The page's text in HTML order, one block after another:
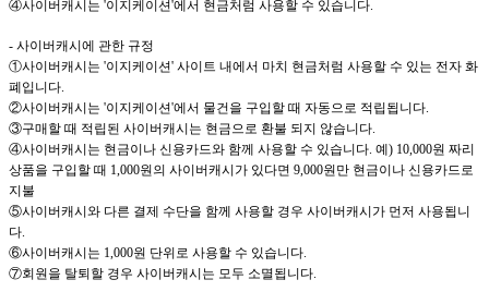
④사이버캐시는 '이지케이션'에서 현금처럼 사용할 수 있습니다
- 사이버캐시에 관한 규정
①사이버캐시는 '이지케이션' 사이트 내에서 마치 현금처럼 사용할 수 있는 전자 화
폐입니다
②사이버캐시는 '이지케이션'에서 물건을 구입할 때 자동으로 적립됩니다
③구매할 때 적립된 사이버캐시는 현금으로 환불 되지 않습니다
④사이버캐시는 현금이나 신용카드와 함께 사용할 수 있습니다 예) 10,000원 짜리
상품을 구입할 때 1,000원의 사이버캐시가 있다면 9,000원만 현금이나 신용카드로
지불
⑤사이버캐시와 다른 결제 수단을 함께 사용할 경우 사이버캐시가 먼저 사용됩니
다
⑥사이버캐시는 1,000원 단위로 사용할 수 있습니다
⑦회원을 탈퇴할 경우 사이버캐시는 모두 소멸됩니다